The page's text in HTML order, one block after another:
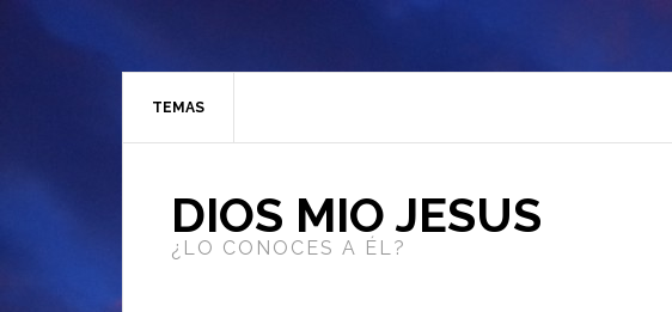
TEMAS
DIOS MIO JESUS
¿LO CONOCES A ÉL?